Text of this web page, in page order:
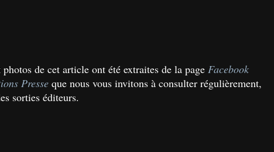
de cet article ont été extraites de la page Facebook
Presse que nous vous invitons à consulter régulièrement,
sorties éditeurs.